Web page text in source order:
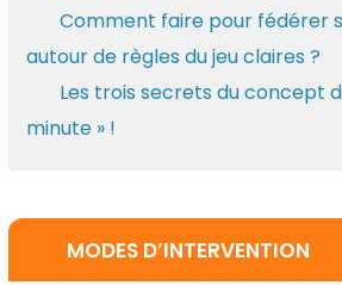
Comment faire pour fédérer
autour de règles du jeu claires ?
Les trois secrets du concept
minute » !
MODES D’INTERVENTION